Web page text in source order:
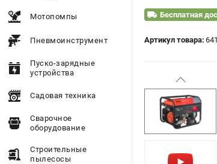
Мотопомпы
Пневмоинструмент
Пуско-зарядные
устройства
Садовая техника
Сварочное
оборудование
Строительные
пылесосы
Бесплатная
Артикул товара: